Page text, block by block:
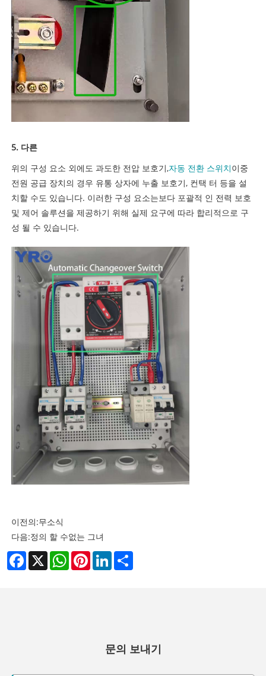
5. 다른
위의 구성 요소 외에도 과도한 전압 보호기,자동 전환 스위치이중
전원 공급 장치의 경우 유통 상자에 누출 보호기, 컨택 터 등을 설
치할 수도 있습니다. 이러한 구성 요소는보다 포괄적 인 전력 보호
및 제어 솔루션을 제공하기 위해 실제 요구에 따라 합리적으로 구
성 될 수 있습니다.
이전의:무소식
다음:정의 할 수없는 그녀
Facebook
X WhatsAppPinterestLinkedIn
문의 보내기